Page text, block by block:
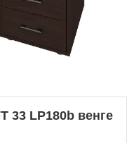
33 LP180b венге